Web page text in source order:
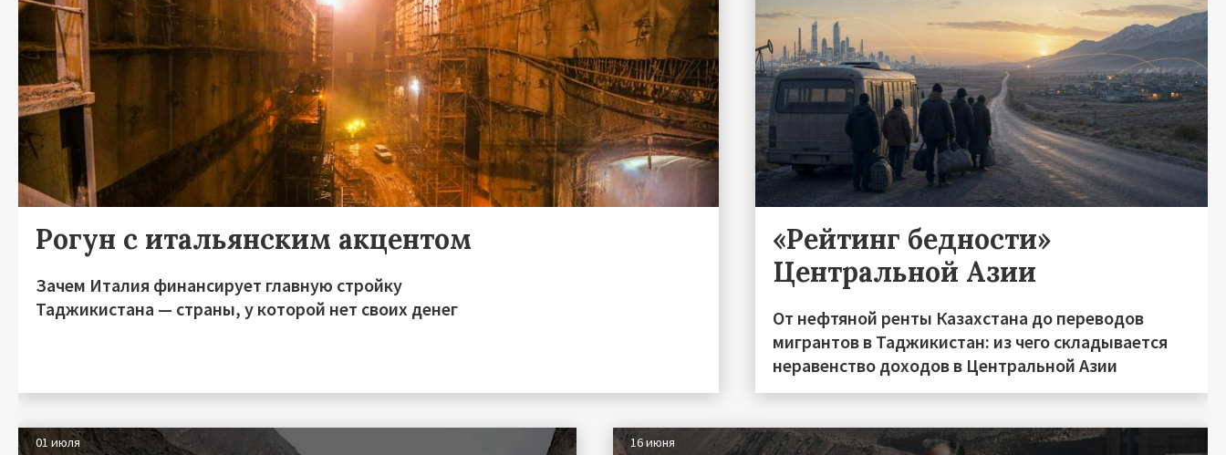
Рогун с итальянским акцентом
Зачем Италия финансирует главную стройку
Таджикистана — страны, у которой нет своих денег
«Рейтинг бедности»
Центральной Азии
От нефтяной ренты Казахстана до переводов
мигрантов в Таджикистан: из чего складывается
неравенство доходов в Центральной Азии
01 июля 16 июня